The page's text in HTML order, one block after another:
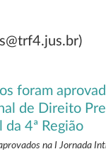
na I Jornada